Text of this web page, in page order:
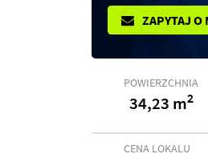
ZAPYTAJ O
POWIERZCHNIA
34,23 m2
CENA LOKALU